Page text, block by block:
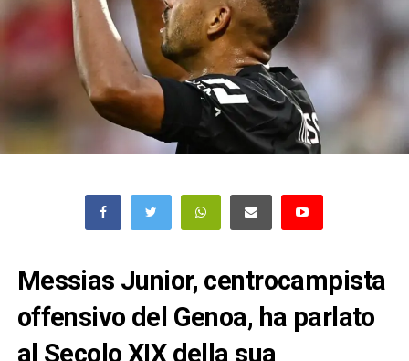
Messias Junior, centrocampista
offensivo del Genoa, ha parlato
al Secolo XIX della sua